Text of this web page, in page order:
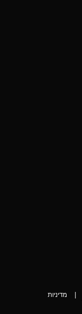
|
מדיניות